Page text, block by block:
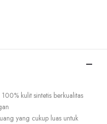
kulit sintetis berkualitas
yang cukup luas untuk